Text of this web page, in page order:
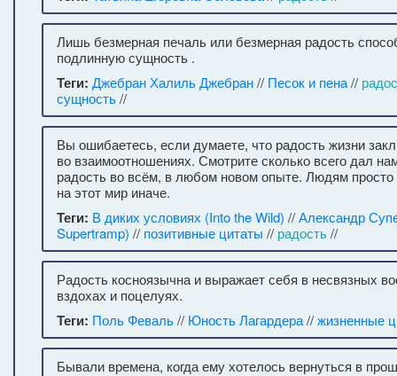
Лишь безмерная печаль или безмерная радость
подлинную сущность .
Теги: Джебран Халиль Джебран// Песок и пена//
сущность//
Вы ошибаетесь, если думаете, что радость жизни
во взаимоотношениях. Смотрите сколько всего дал
радость во всём, в любом новом опыте. Людям просто
на этот мир иначе.
Теги: В диких условиях (Into the Wild) //Александр
Supertramp) // позитивные цитаты // радость//
Радость косноязычна и выражает себя в несвязных
вздохах и поцелуях.
Теги: Поль Феваль// Юность Лагардера//жизненные
Бывали времена, когда ему хотелось вернуться в